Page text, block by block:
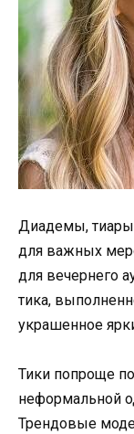
Диадемы,
для важных
для вечернего
тика,
украшенное
Тики попроще
неформальной
Трендовые